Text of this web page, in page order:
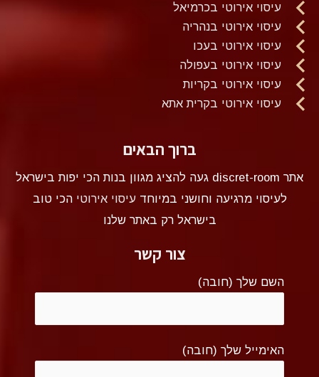
עיסוי אירוטי בכרמיאל
עיסוי אירוטי בנהריה
עיסוי אירוטי בעכו
עיסוי אירוטי בעפולה
עיסוי אירוטי בקריות
עיסוי אירוטי בקרית אתא
ברוך הבאים
אתר discret-room געה להציג מגוון בנות הכי יפות בישראל
לעיסוי מרגיעה וחושני במיוחדעיסוי אירוטי הכי טוב
בישראל רק באתר שלנו
צור קשר
השם שלך (חובה)
האימייל שלך (חובה)